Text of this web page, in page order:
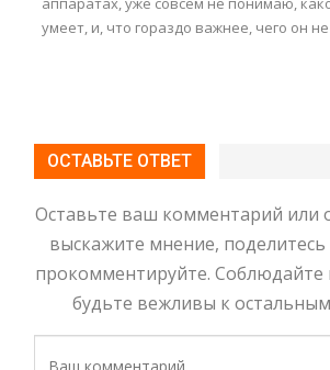
умеет, и, что гораздо важнее, чего он
ОСТАВЬТЕ ОТВЕТ
Оставьте ваш комментарий или
выскажите мнение,
прокомментируйте. Соблюдайте
будьте вежливы к